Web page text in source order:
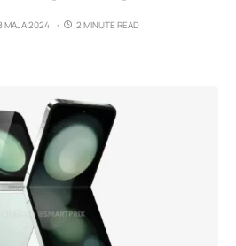
MAJA 2024
2 MINUTE READ